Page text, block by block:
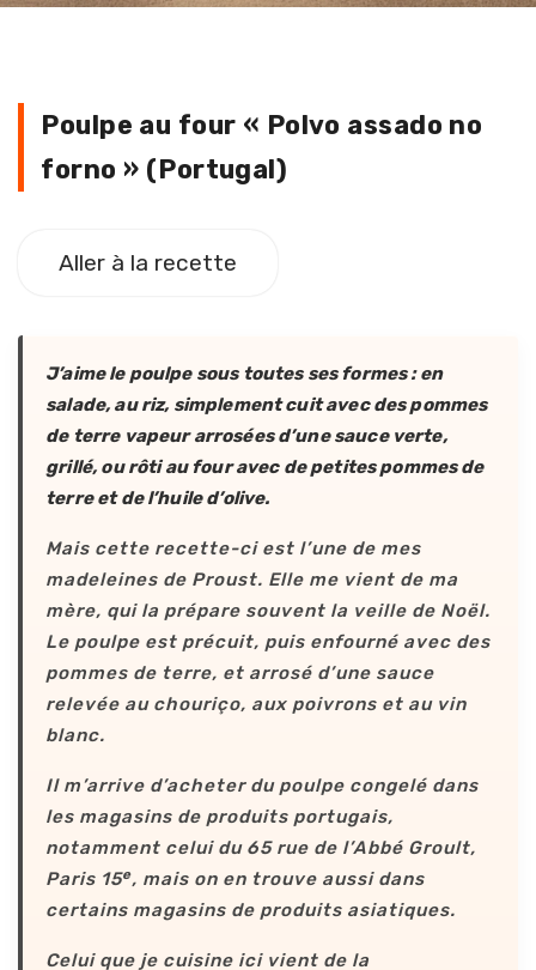
Poulpe au four « Polvo
Poulpe au four « Polvo assado no
forno » (Portugal)
Aller à la recette
J’aime le poulpe sous toutes ses formes : en
salade, au riz, simplement cuit avec des pommes
de terre vapeur arrosées d’une sauce verte,
grillé, ou rôti au four avec de petites pommes de
terre et de l’huile d’olive.
Mais cette recette-ci est l’une de mes
madeleines de Proust. Elle me vient de ma
mère, qui la prépare souvent la veille de Noël.
Le poulpe est précuit, puis enfourné avec des
pommes de terre, et arrosé d’une sauce
relevée au chouriço, aux poivrons et au vin
blanc.
Il m’arrive d’acheter du poulpe congelé dans
les magasins de produits portugais,
notamment celui du 65 rue de l’Abbé Groult,
Paris 15e, mais on en trouve aussi dans
certains magasins de produits asiatiques.
Celui que je cuisine ici vient de la